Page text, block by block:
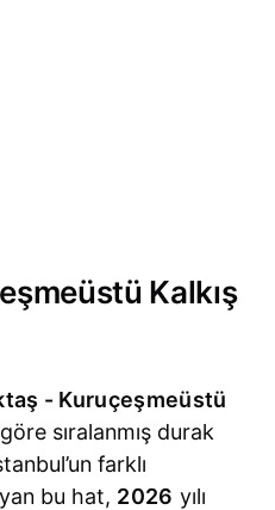
Kalkış
- Kuruçeşmeüstü
sıralanmış durak
farklı
bu hat, 2026 yılı